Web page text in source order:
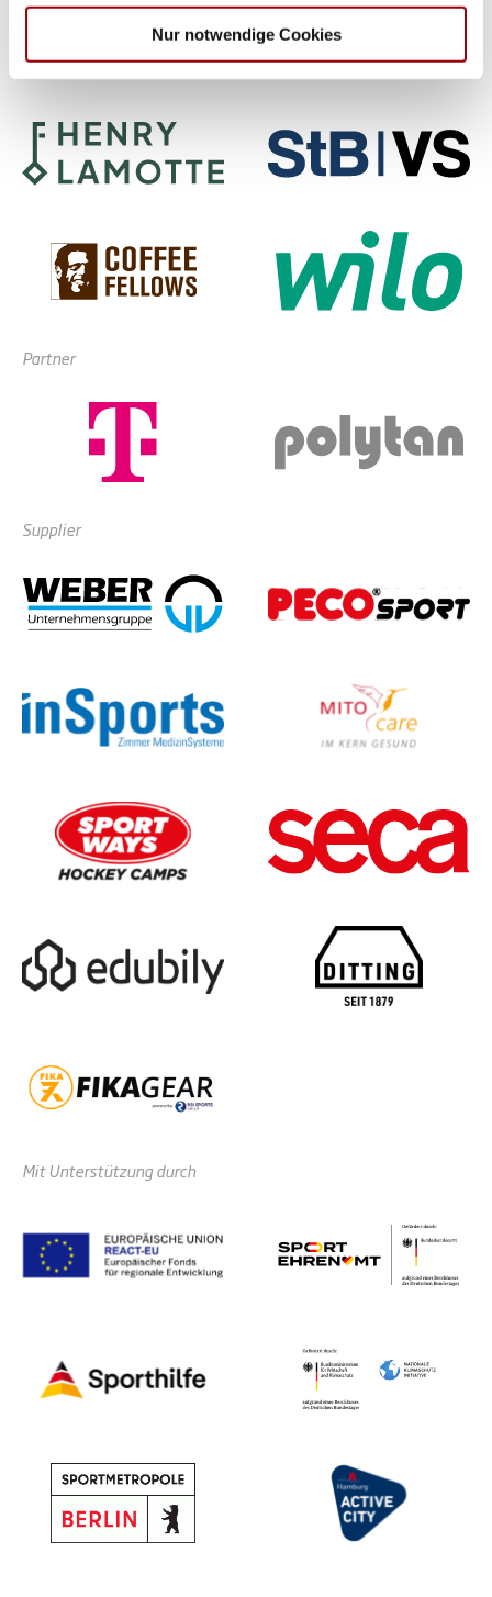
haben oder die sie im Rahmen Ihrer Nutzung der Dienste
Nur notwendige Cookies
Partner
Supplier
Mit Unterstützung durch